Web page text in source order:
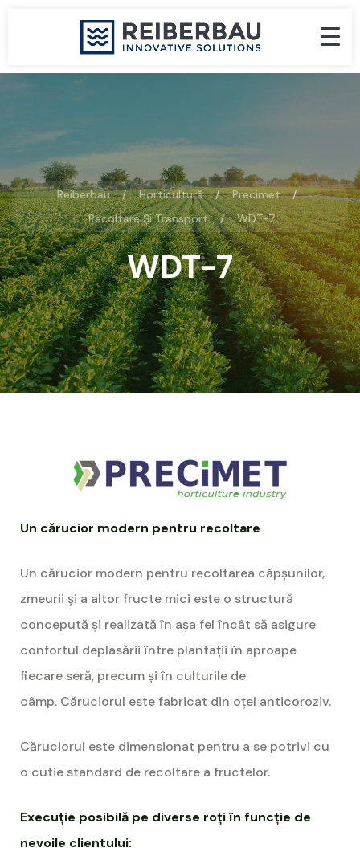
Reiberbau Horticultură
Precimet
Recoltare Și Transport
WDT-7
WDT-7
Un cărucior modern pentru recoltare
Un cărucior modern pentru recoltarea căpșunilor,
zmeurii și a altor fructe mici este o structură
concepută și realizată în așa fel încât să asigure
confortul deplasării între plantații în aproape
fiecare seră, precum și în culturile de
câmp. Căruciorul este fabricat din oțel anticoroziv.
Căruciorul este dimensionat pentru a se potrivi cu
o cutie standard de recoltare a fructelor.
Execuție posibilă pe diverse roți în funcție de
nevoile clientului: